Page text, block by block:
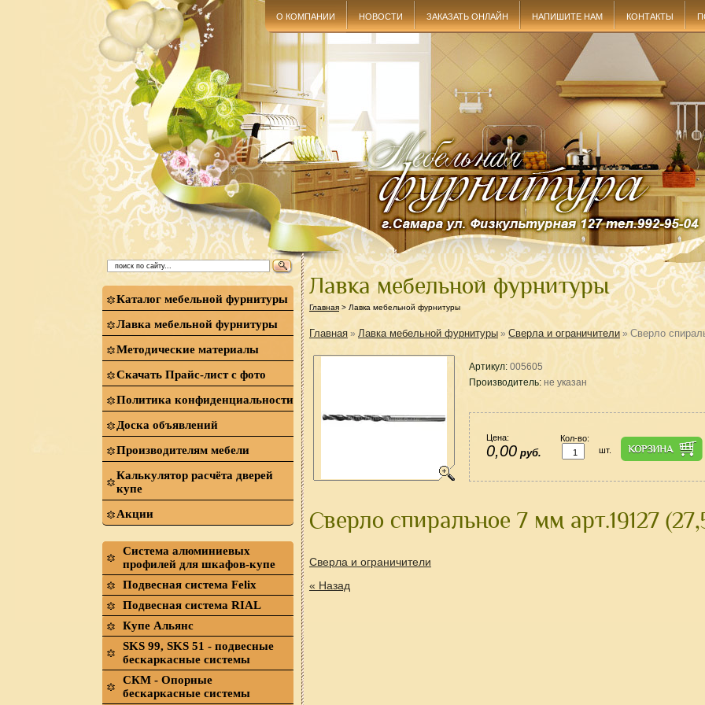
О КОМПАНИИ НОВОСТИ ЗАКАЗАТЬ ОНЛАЙН НАПИШИТЕ НАМ КОНТАКТЫ
Каталог мебельной фурнитуры
Лавка мебельной фурнитуры
Методические материалы
Скачать Прайс-лист с фото
Политика конфиденциальности
Доска объявлений
Производителям мебели
Калькулятор расчёта дверей
купе
Акции
Система алюминиевых
профилей для шкафов-купе
Подвесная система Felix
Подвесная система RIAL
Купе Альянс
SKS 99, SKS 51 - подвесные
бескаркасные системы
СКМ - Опорные
бескаркасные системы
Лавка мебельной фурнитуры
Главная > Лавка мебельной фурнитуры
Главная » Лавка мебельной фурнитуры » Сверла и ограничители » Сверло
Артикул: 005605
Производитель: не указан
Цена:
0,00 руб.
Кол-во:
шт.
Сверло спиральное 7 мм арт.19127
Сверла и ограничители
« Назад